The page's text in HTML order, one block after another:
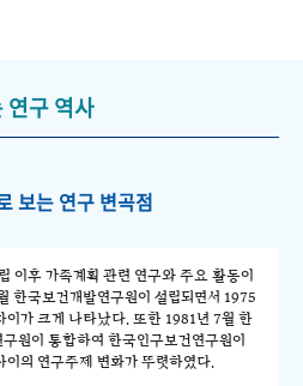
연구 역사
보는 연구 변곡점
이후 가족계획 관련 연구와 주요 활동이
한국보건개발연구원이 설립되면서 1975
이가 크게 나타났다. 또한 1981년 7월 한
원이 통합하여 한국인구보건연구원이
의 연구주제 변화가 뚜렷하였다.